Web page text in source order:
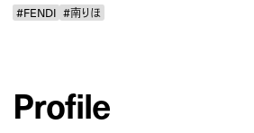
#FENDI #南りほ
Profile